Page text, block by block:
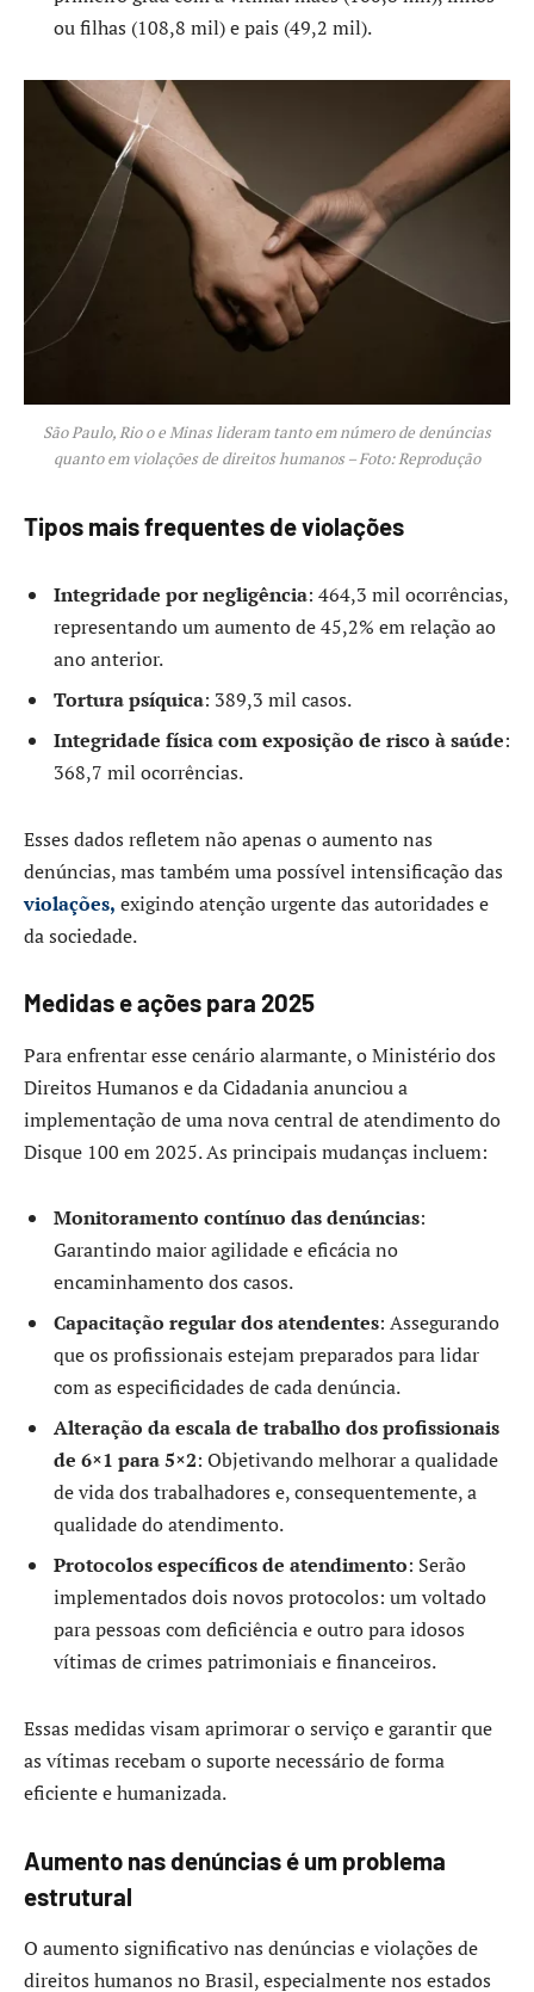
ou filhas (108,8 mil) e pais (49,2 mil).
São Paulo, Rio o e Minas lideram tanto em número de denúncias
quanto em violações de direitos humanos – Foto: Reprodução
Tipos mais frequentes de violações
Integridade por negligência: 464,3 mil ocorrências,
representando um aumento de 45,2% em relação ao
ano anterior.
Tortura psíquica: 389,3 mil casos.
Integridade física com exposição de risco à saúde:
368,7 mil ocorrências.
Esses dados refletem não apenas o aumento nas
denúncias, mas também uma possível intensificação das
violações, exigindo atenção urgente das autoridades e
da sociedade.
Medidas e ações para 2025
Para enfrentar esse cenário alarmante, o Ministério dos
Direitos Humanos e da Cidadania anunciou a
implementação de uma nova central de atendimento do
Disque 100 em 2025. As principais mudanças incluem:
Monitoramento contínuo das denúncias:
Garantindo maior agilidade e eficácia no
encaminhamento dos casos.
Capacitação regular dos atendentes: Assegurando
que os profissionais estejam preparados para lidar
com as especificidades de cada denúncia.
Alteração da escala de trabalho dos profissionais
de 6×1 para 5×2: Objetivando melhorar a qualidade
de vida dos trabalhadores e, consequentemente, a
qualidade do atendimento.
Protocolos específicos de atendimento: Serão
implementados dois novos protocolos: um voltado
para pessoas com deficiência e outro para idosos
vítimas de crimes patrimoniais e financeiros.
Essas medidas visam aprimorar o serviço e garantir que
as vítimas recebam o suporte necessário de forma
eficiente e humanizada.
Aumento nas denúncias é um problema
estrutural
O aumento significativo nas denúncias e violações de
direitos humanos no Brasil, especialmente nos estados